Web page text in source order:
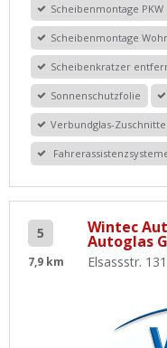
Scheibenmontage PKW
Scheibenmontage
Scheibenkratzer
Sonnenschutzfolie
Verbundglas-Zuschnitte
5
7,9 km
Wintec
Autoglas
Elsassstr.